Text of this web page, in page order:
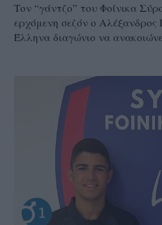
Τον “γάντζο” του Φοίνικα
ερχόμενη σεζόν ο Αλέξανδρος
Έλληνα διαγώνιο να